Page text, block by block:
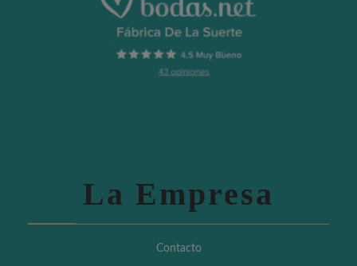
La Empresa
Contacto